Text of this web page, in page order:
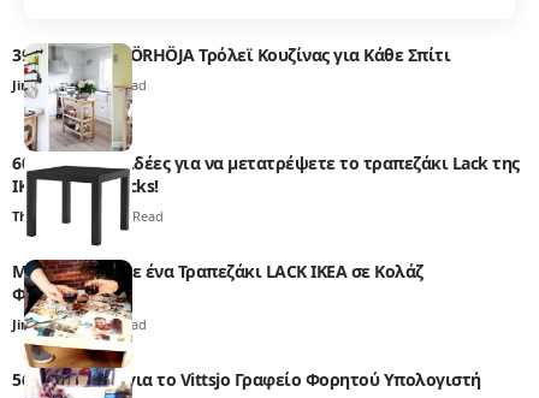
39 Ιδέες IKEA FÖRHÖJA Τρόλεϊ Κουζίνας για Κάθε Σπίτι
Jim Taylor2 Min Read
60 Μοναδικές ιδέες για να μετατρέψετε το τραπεζάκι Lack της
IKEA! – Ikea Hacks!
Thali Ombre 1 Min Read
Μεταμορφώστε ένα Τραπεζάκι LACK IKEA σε Κολάζ
Φωτογραφιών
Jim Taylor2 Min Read
56 IKEA Hacks για το Vittsjo Γραφείο Φορητού Υπολογιστή